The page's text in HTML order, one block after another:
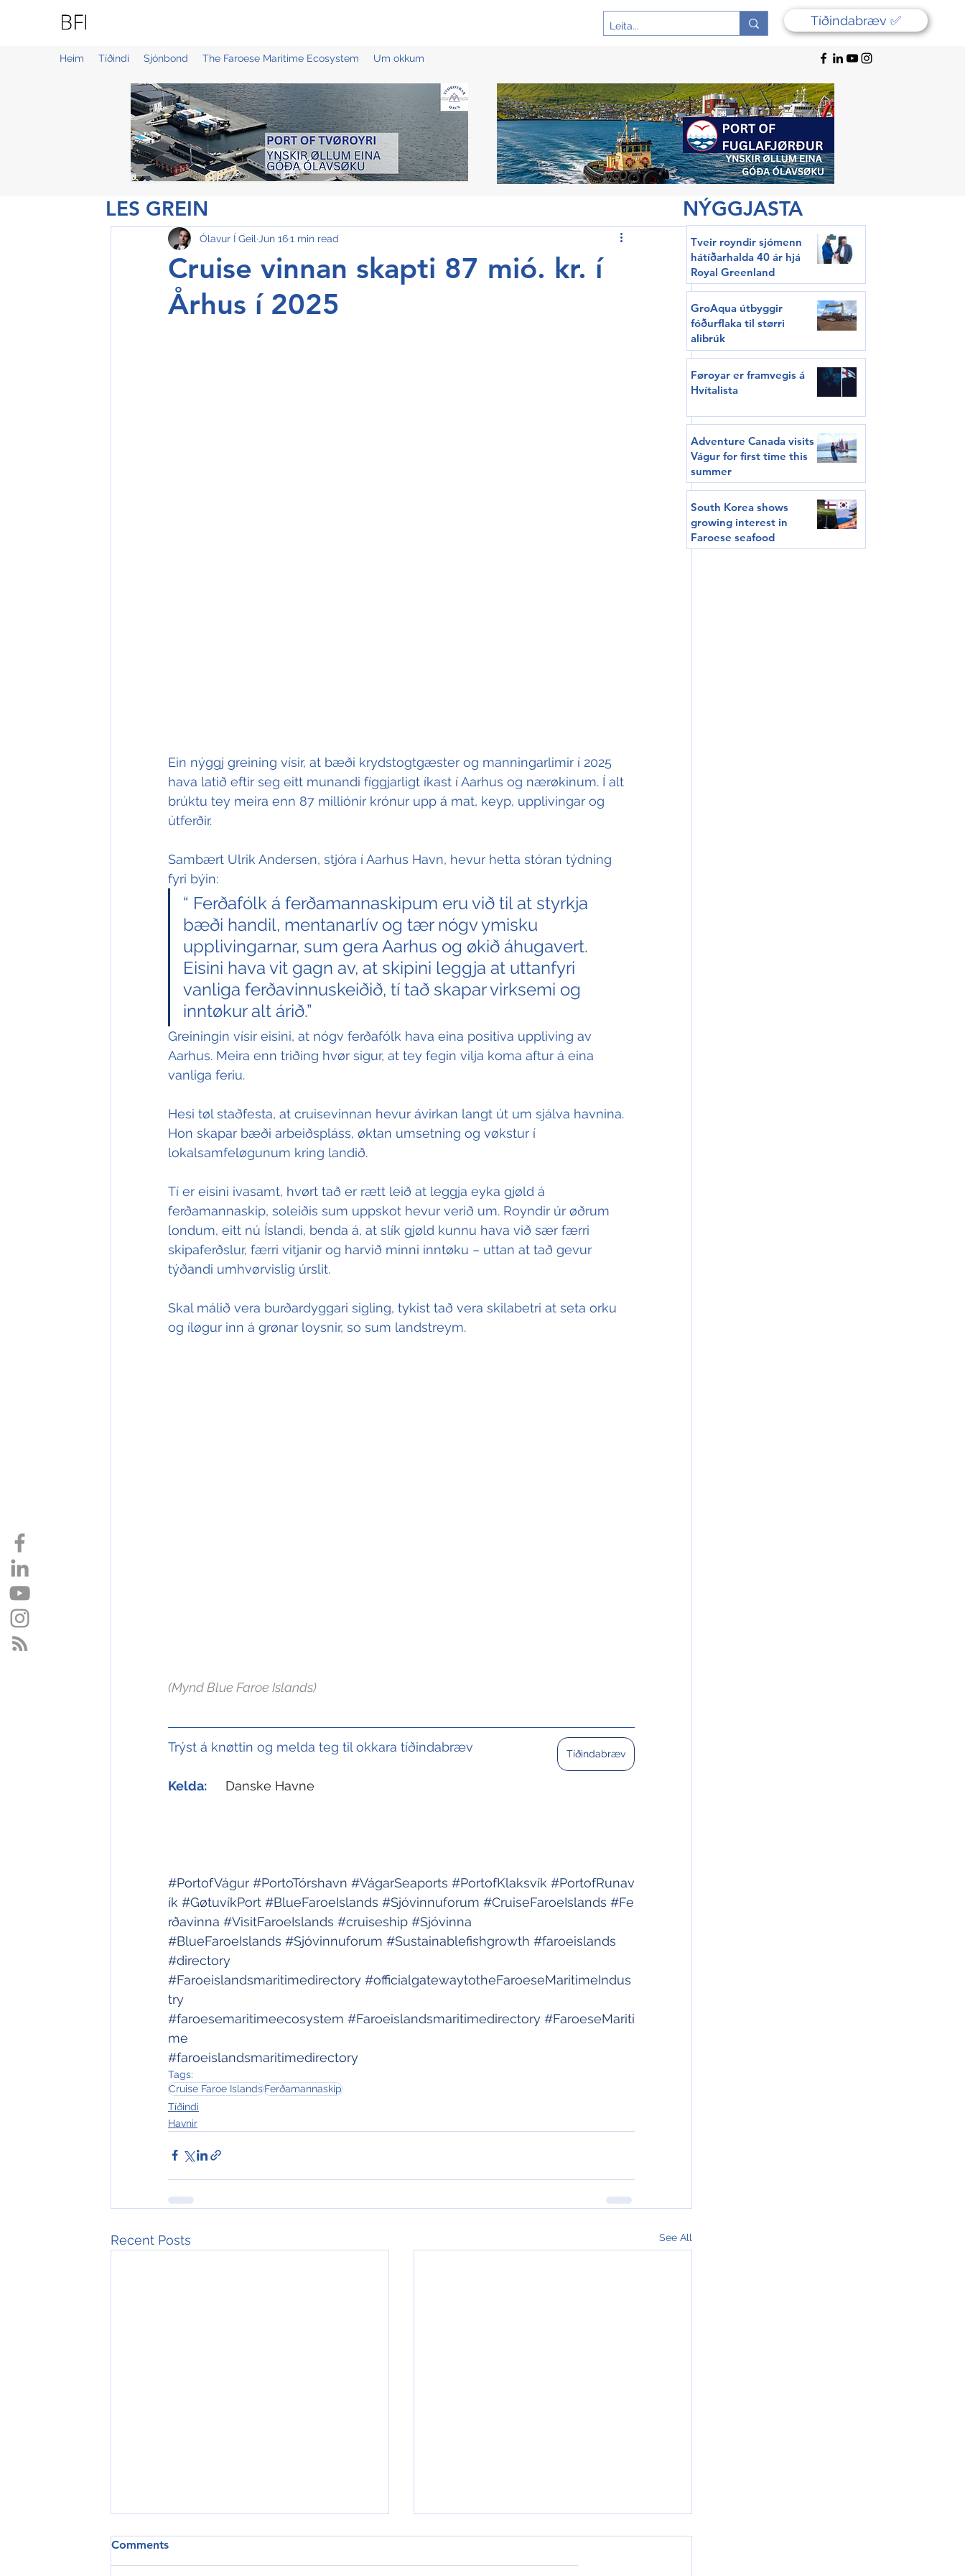
Tíðindabræv ✅
Heim Tíðindi Sjónbond The Faroese Maritime Ecosystem Um okkum
Cruise vinnan skapti 87 mió. kr. í
Århus í 2025
Ólavur Í Geil Jun 161 min read
Ein nýggj greining vísir, at bæði krydstogtgæster og manningarlimir í 2025
hava latið eftir seg eitt munandi fíggjarligt íkast í Aarhus og nærøkinum. Í alt
brúktu tey meira enn 87 milliónir krónur upp á mat, keyp, upplivingar og
útferðir.
Sambært Ulrik Andersen, stjóra í Aarhus Havn, hevur hetta stóran týdning
fyri býin:
“ Ferðafólk á ferðamannaskipum eru við til at styrkja
bæði handil, mentanarlív og tær nógv ymisku
upplivingarnar, sum gera Aarhus og økið áhugavert.
Eisini hava vit gagn av, at skipini leggja at uttanfyri
vanliga ferðavinnuskeiðið, tí tað skapar virksemi og
inntøkur alt árið.”
Greiningin vísir eisini, at nógv ferðafólk hava eina positiva uppliving av
Aarhus. Meira enn triðing hvør sigur, at tey fegin vilja koma aftur á eina
vanliga feriu.
Hesi tøl staðfesta, at cruisevinnan hevur ávirkan langt út um sjálva havnina.
Hon skapar bæði arbeiðspláss, øktan umsetning og vøkstur í
lokalsamfeløgunum kring landið.
Tí er eisini ivasamt, hvørt tað er rætt leið at leggja eyka gjøld á
ferðamannaskip, soleiðis sum uppskot hevur verið um. Royndir úr øðrum
londum, eitt nú Íslandi, benda á, at slík gjøld kunnu hava við sær færri
skipaferðslur, færri vitjanir og harvið minni inntøku – uttan at tað gevur
týðandi umhvørvislig úrslit.
Skal málið vera burðardyggari sigling, tykist tað vera skilabetri at seta orku
og íløgur inn á grønar loysnir, so sum landstreym.
(Mynd Blue Faroe Islands)
Tíðindabræv
Trýst á knøttin og melda teg til okkara tíðindabræv
Kelda: Danske Havne
#PortofVágur #PortoTórshavn #VágarSeaports #PortofKlaksvík #PortofRunav
ík #GøtuvíkPort #BlueFaroeIslands #Sjóvinnuforum #CruiseFaroeIslands #Fe
rðavinna #VisitFaroeIslands #cruiseship #Sjóvinna
#BlueFaroeIslands #Sjóvinnuforum #Sustainablefishgrowth #faroeislands
#directory
#Faroeislandsmaritimedirectory #officialgatewaytotheFaroeseMaritimeIndus
try
#faroesemaritimeecosystem #Faroeislandsmaritimedirectory #FaroeseMariti
me
#faroeislandsmaritimedirectory
Tags:
Cruise Faroe IslandsFerðamannaskip
Tíðindi
Havnir
Recent Posts See All
Comments
LES GREIN NÝGGJASTA
Tveir royndir sjómenn
hátíðarhalda 40 ár hjá
Royal Greenland
GroAqua útbyggir
fóðurflaka til størri
alibrúk
Føroyar er framvegis á
Hvítalista
Adventure Canada visits
Vágur for first time this
summer
South Korea shows
growing interest in
Faroese seafood